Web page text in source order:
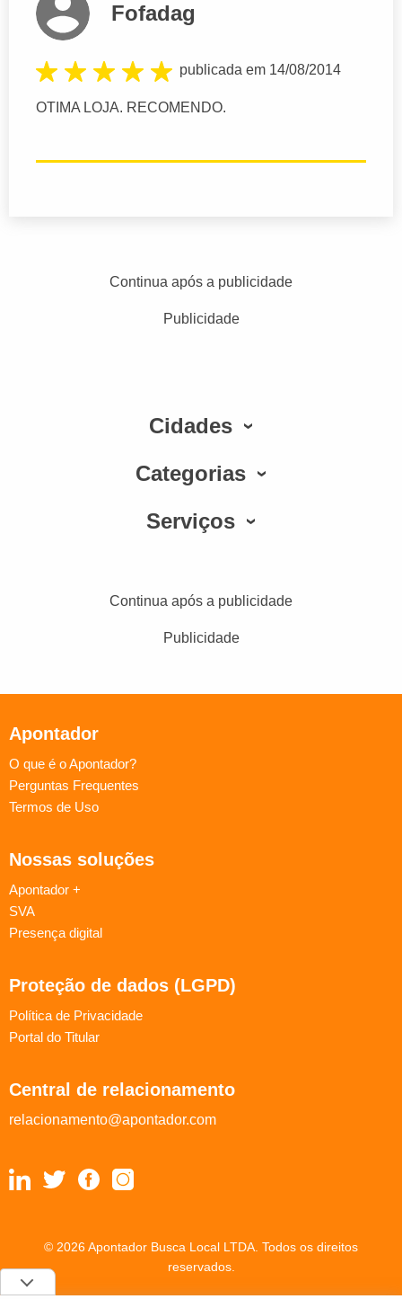
Fofadag
publicada em 14/08/2014
OTIMA LOJA. RECOMENDO.
Continua após a publicidade
Publicidade
Cidades
Categorias
Serviços
Continua após a publicidade
Publicidade
Apontador
O que é o Apontador?
Perguntas Frequentes
Termos de Uso
Nossas soluções
Apontador +
SVA
Presença digital
Proteção de dados (LGPD)
Política de Privacidade
Portal do Titular
Central de relacionamento
relacionamento@apontador.com
© 2026 Apontador Busca Local LTDA. Todos os direitos
reservados.